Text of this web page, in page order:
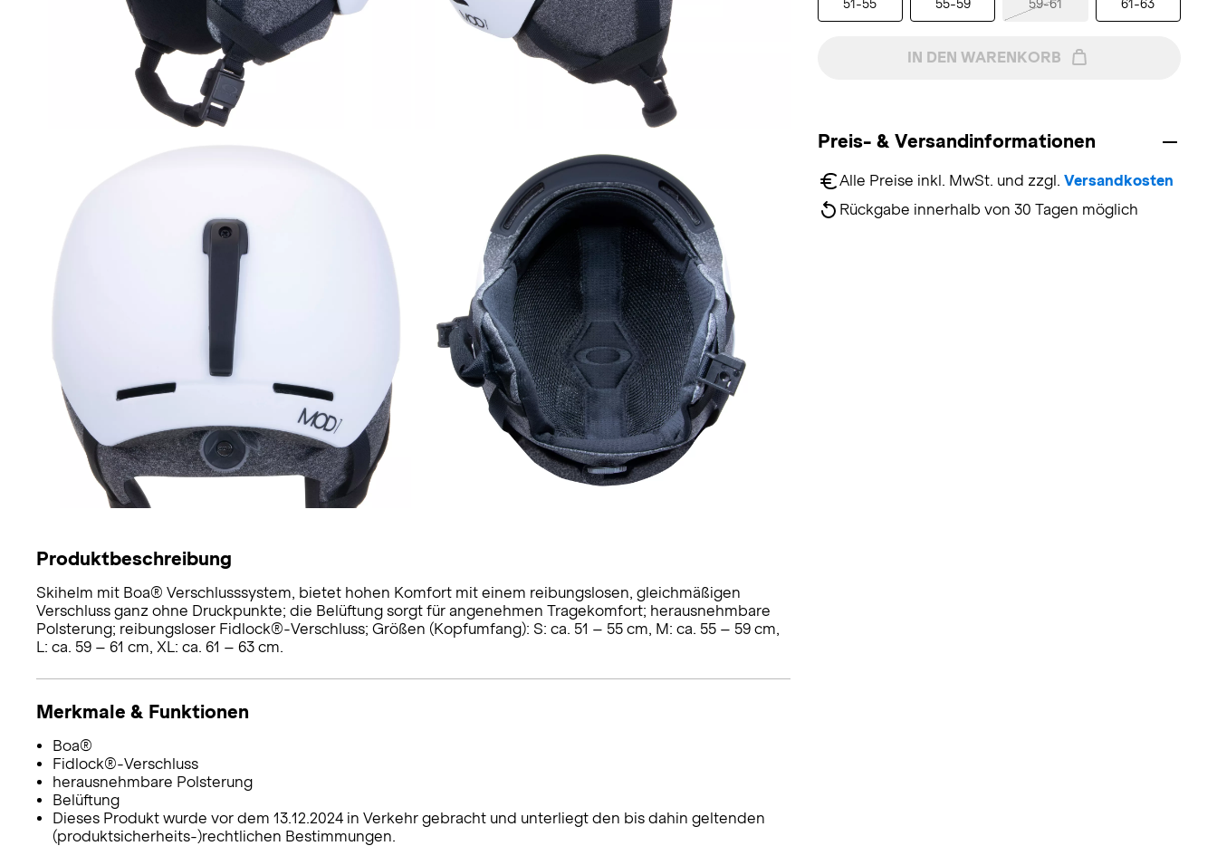
51-55 55-59 59-61 61-63
IN DEN WARENKORB
Preis- & Versandinformationen
Alle Preise inkl. MwSt. und zzgl. Versandkosten
Rückgabe innerhalb von 30 Tagen möglich
Produktbeschreibung
Skihelm mit Boa® Verschlusssystem, bietet hohen Komfort mit einem reibungslosen, gleichmäßigen
Verschluss ganz ohne Druckpunkte; die Belüftung sorgt für angenehmen Tragekomfort; herausnehmbare
Polsterung; reibungsloser Fidlock®-Verschluss; Größen (Kopfumfang): S: ca. 51 – 55 cm, M: ca. 55 – 59 cm,
L: ca. 59 – 61 cm, XL: ca. 61 – 63 cm.
Merkmale & Funktionen
Boa®
Fidlock®-Verschluss
herausnehmbare Polsterung
Belüftung
Dieses Produkt wurde vor dem 13.12.2024 in Verkehr gebracht und unterliegt den bis dahin geltenden
(produktsicherheits-)rechtlichen Bestimmungen.